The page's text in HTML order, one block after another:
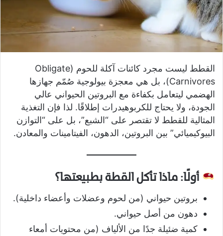
القطط ليست مجرد كائنات آكلة للحوم (Obligate
Carnivores)، بل هي معجزة بيولوجية صُمّم جهازها
الهضمي ليتعامل بكفاءة مع البروتين الحيواني عالي
الجودة، ولا يحتاج للكربوهيدرات إطلاقًا. لذا فإن التغذية
المثالية للقطط لا تقتصر على “الشبع”، بل على “التوازن
البيوكيميائي” بين البروتين، الدهون، الفيتامينات والمعادن.
أولًا: ماذا تأكل القطة بطبيعتها؟
بروتين حيواني (من لحوم وعضلات وأعضاء داخلية).
دهون من أصل حيواني.
كمية ضئيلة جدًا من الألياف (من محتويات أمعاء